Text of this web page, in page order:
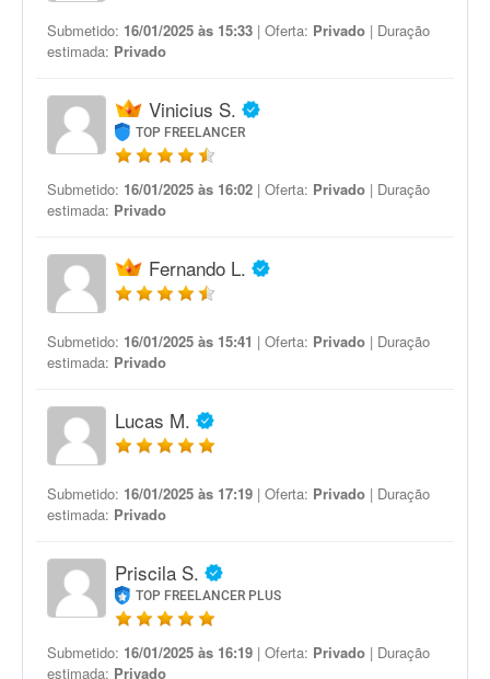
Submetido: 16/01/2025 às 15:33 | Oferta: Privado | Duração
estimada: Privado
Vinicius S.
TOP FREELANCER
Submetido: 16/01/2025 às 16:02 | Oferta: Privado | Duração
estimada: Privado
Fernando L.
Submetido: 16/01/2025 às 15:41 | Oferta: Privado | Duração
estimada: Privado
Lucas M.
Submetido: 16/01/2025 às 17:19 | Oferta: Privado | Duração
estimada: Privado
Priscila S.
TOP FREELANCER PLUS
Submetido: 16/01/2025 às 16:19 | Oferta: Privado | Duração
estimada: Privado